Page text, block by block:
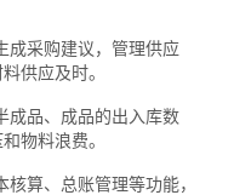
采购建议，管理供应
供应及时。
品、成品的出入库数
物料浪费。
算、总账管理等功能，